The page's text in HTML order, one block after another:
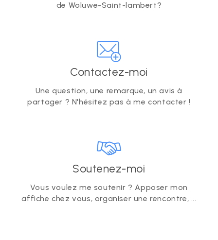
de Woluwe-Saint-lambert?
Contactez-moi
Une question, une remarque, un avis à
partager ? N'hésitez pas à me contacter !
Soutenez-moi
Vous voulez me soutenir ? Apposer mon
affiche chez vous, organiser une rencontre, ...